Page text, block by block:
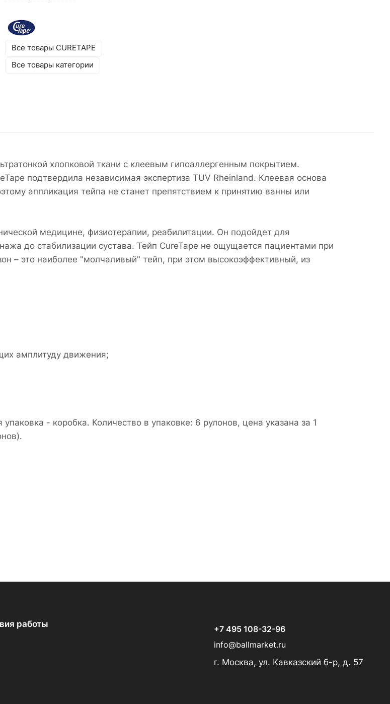
Все товары CURETAPE
Все товары категории
хлопковой ткани с клеевым гипоаллергенным покрытием.
подтвердила независимая экспертиза TUV Rheinland. Клеевая основа
аппликация тейпа не станет препятствием к принятию ванны или
медицине, физиотерапии, реабилитации. Он подойдет для
до стабилизации сустава. Тейп CureTape не ощущается пациентами при
– это наиболее "молчаливый" тейп, при этом высокоэффективный, из
амплитуду движения;
- коробка. Количество в упаковке: 6 рулонов, цена указана за 1
работы
+7 495 108-32-96
info@ballmarket.ru
г. Москва, ул. Кавказский б-р, д. 57